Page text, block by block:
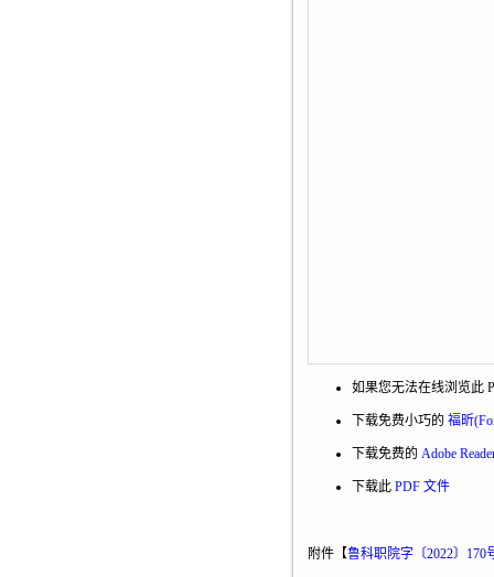
如果您无法在线浏览此
下载免费小巧的 福昕
下载免费的 Adobe
下载此 PDF 文件
附件【鲁科职院字〔2022〕